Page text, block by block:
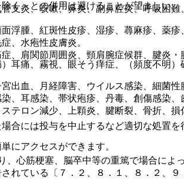
炎、咳嗽、鼻炎、副鼻腔炎、呼吸困難
腫、紅斑性皮疹、湿疹、蕁麻疹、薬
、水疱性皮膚炎。
痛、霧視、眼そう痒症、（頻度不明）
血、月経障害、ウイルス感染、細菌
耳感染、帯状疱疹、丹毒、創傷感染
テロン減少、上顆炎、腱断裂、骨折、損
心筋梗塞、脳卒中等の重篤で場合によ
ている〔７．２、８．１、８．２、９
く＞との併用は避けることが望ましい。
肩関節周囲炎、頸肩腕症候群、腱炎・
合には投与を中止するなど適切な処置を
にアクセスができます。